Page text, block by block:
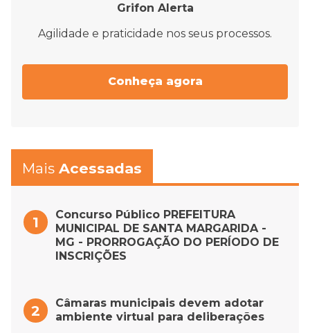
Grifon Alerta
Agilidade e praticidade nos seus processos.
Conheça agora
Mais Acessadas
Concurso Público PREFEITURA
MUNICIPAL DE SANTA MARGARIDA -
MG - PRORROGAÇÃO DO PERÍODO DE
INSCRIÇÕES
Câmaras municipais devem adotar
ambiente virtual para deliberações